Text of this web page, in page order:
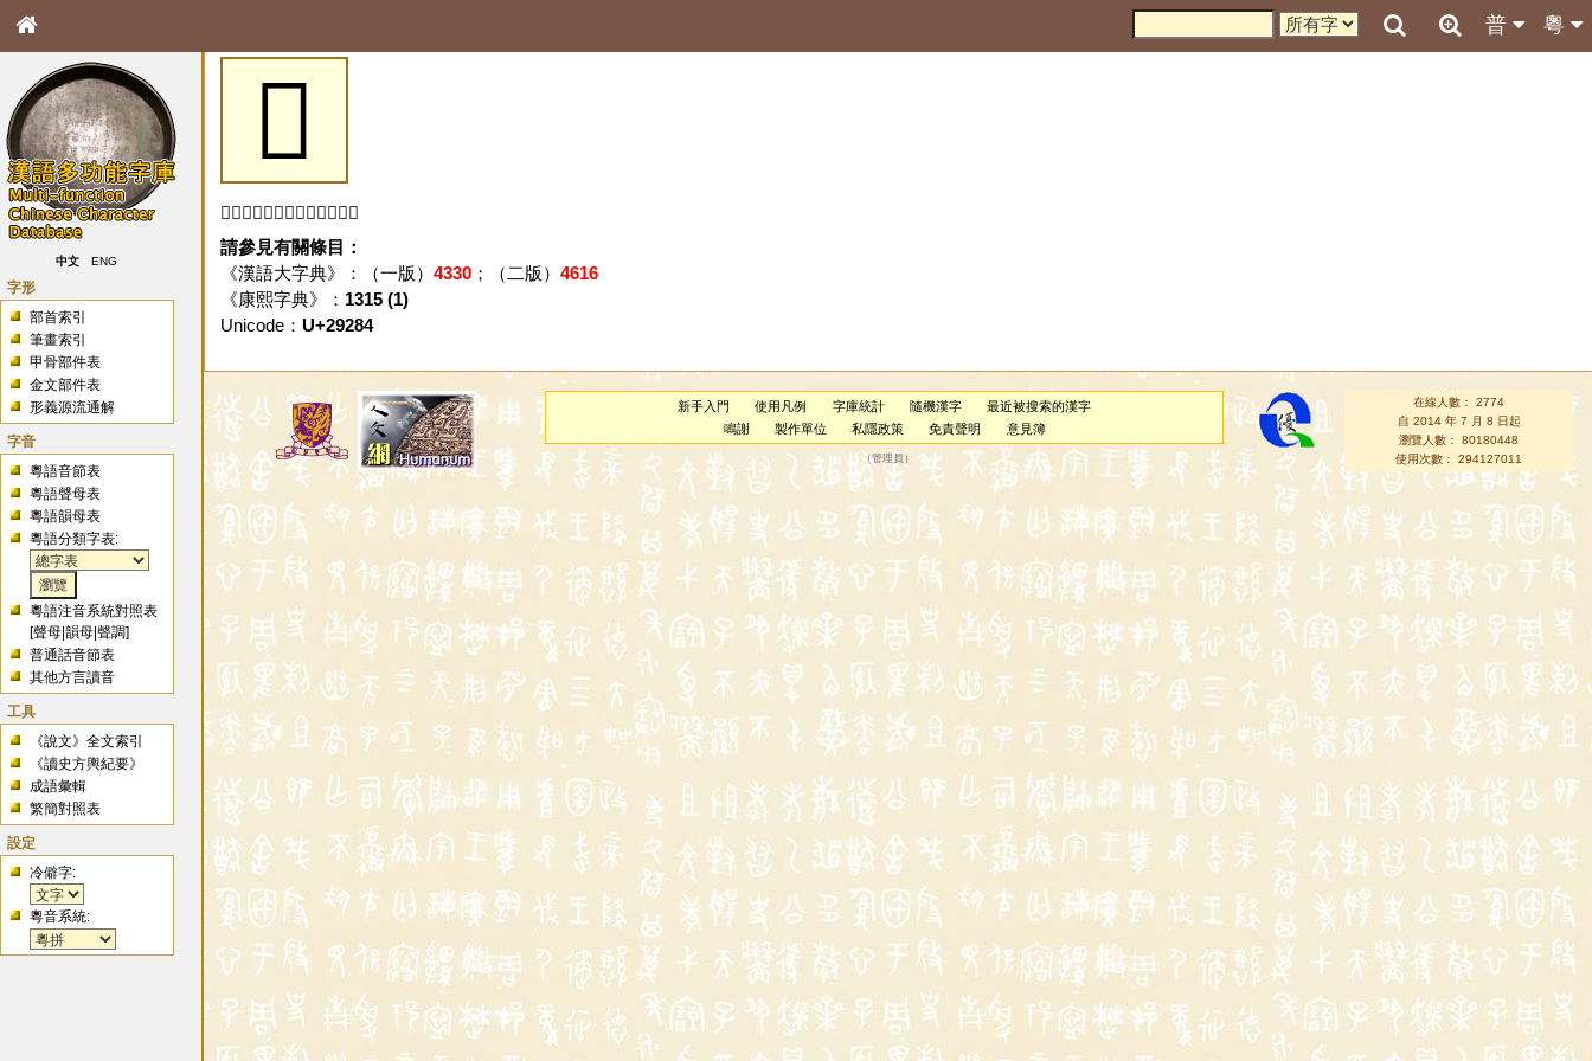
粵
普
中文 ENG
字形
部首索引
筆畫索引
甲骨部件表
金文部件表
形義源流通解
字音
粵語音節表
粵語聲母表
粵語韻母表
粵語分類字表:
粵語注音系統對照表
[聲母 |韻母 |聲調]
普通話音節表
其他方言讀音
工具
《說文》全文索引
《讀史方輿紀要》
成語彙輯
繁簡對照表
設定
冷僻字:
粵音系統:
𩊄
「𩊄」字未收錄於本資料庫。
請參見有關條目：
《漢語大字典》：（一版） 4330；（二版） 4616
《康熙字典》： 1315 (1)
Unicode： U+29284
新手入門 使用凡例 字庫統計 隨機漢字
最近被搜索的漢字
鳴謝
製作單位 私隱政策 免責聲明 意見簿
（管理員 ）
在線人數： 2774
自 2014 年 7 月 8 日起
瀏覽人數： 80180448
使用次數： 294127011